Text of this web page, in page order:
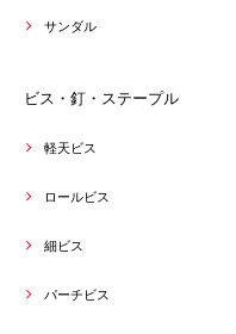
サンダル
ビス・釘・ステープル
軽天ビス
ロールビス
細ビス
パーチビス